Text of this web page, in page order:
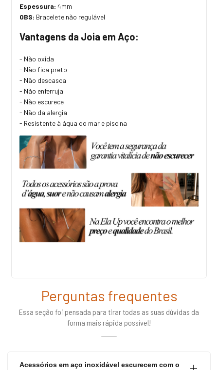
Espessura: 4mm
OBS: Bracelete não regulável
Vantagens da Joia em Aço:
- Não oxida
- Não fica preto
- Não descasca
- Não enferruja
- Não escurece
- Não da alergia
- Resistente à água do mar e piscina
Perguntas frequentes
Essa seção foi pensada para tirar todas as suas dúvidas da
forma mais rápida possível!
Acessórios em aço inoxidável escurecem com o